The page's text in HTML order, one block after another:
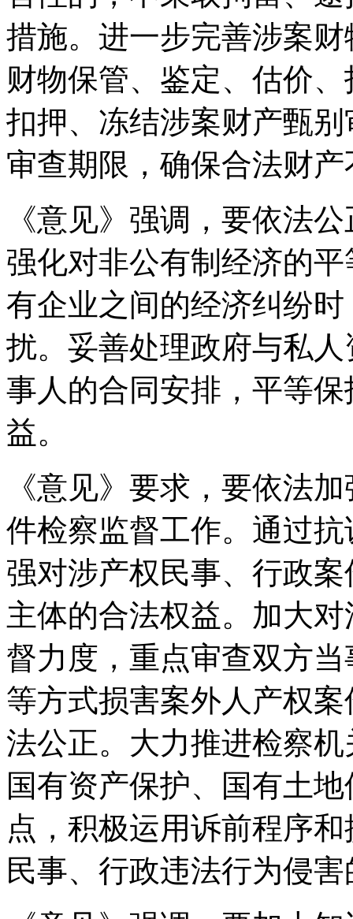
措施。进一步完善涉案
财物保管、鉴定、估价
扣押、冻结涉案财产甄
审查期限，确保合法财
《意见》强调，要依法
强化对非公有制经济的
有企业之间的经济纠纷
扰。妥善处理政府与私
事人的合同安排，平等
益。
《意见》要求，要依法
件检察监督工作。通过
强对涉产权民事、行政
主体的合法权益。加大
督力度，重点审查双方
等方式损害案外人产权
法公正。大力推进检察
国有资产保护、国有土
点，积极运用诉前程序
民事、行政违法行为侵